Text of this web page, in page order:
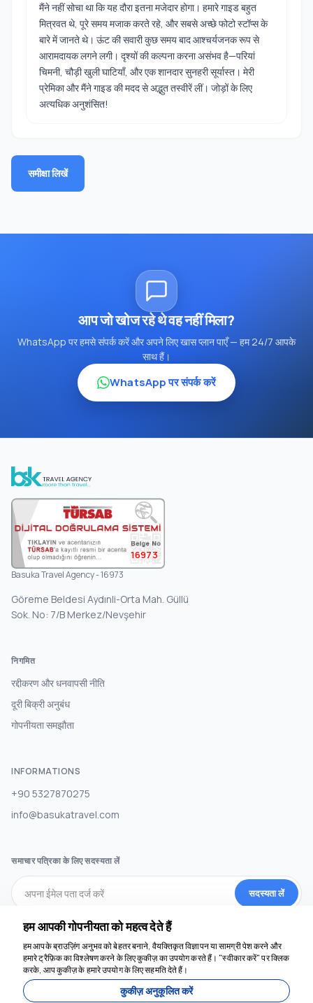
मैंने नहीं सोचा था कि यह दौरा इतना मजेदार होगा। हमारे गाइड बहुत
मित्रवत थे, पूरे समय मजाक करते रहे, और सबसे अच्छे फोटो स्टॉप्स के
बारे में जानते थे। ऊंट की सवारी कुछ समय बाद आश्चर्यजनक रूप से
आरामदायक लगने लगी। दृश्यों की कल्पना करना असंभव है—परियां
चिमनी, चौड़ी खुली घाटियाँ, और एक शानदार सुनहरी सूर्यास्त। मेरी
प्रेमिका और मैंने गाइड की मदद से अद्भुत तस्वीरें लीं। जोड़ों के लिए
अत्यधिक अनुशंसित!
समीक्षा लिखें
आप जो खोज रहे थे वह नहीं मिला?
WhatsApp पर हमसे संपर्क करें और अपने लिए खास प्लान पाएँ — हम 24/7 आपके
साथ हैं।
WhatsApp पर संपर्क करें
16973
Basuka Travel Agency - 16973
Göreme Beldesi Aydınli-Orta Mah. Güllü
Sok. No: 7/B Merkez/Nevşehir
निगमित
रद्दीकरण और धनवापसी नीति
दूरी बिक्री अनुबंध
गोपनीयता समझौता
INFORMATIONS
+90 5327870275
info@basukatravel.com
समाचार पत्रिका के लिए सदस्यता लें
सदस्यता लें
सामाजिक मीडिया
हम आपकी गोपनीयता को महत्व देते हैं
हम आपके ब्राउज़िंग अनुभव को बेहतर बनाने, वैयक्तिकृत विज्ञापन या सामग्री पेश करने और
हमारे ट्रैफ़िक का विश्लेषण करने के लिए कुकीज़ का उपयोग करते हैं। "स्वीकार करें" पर क्लिक
करके, आप कुकीज़ के हमारे उपयोग के लिए सहमति देते हैं।
कुकीज़ अनुकूलित करें
हम मदद के लिए यहाँ हैं